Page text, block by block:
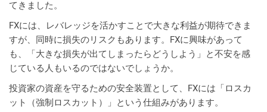
てきました。
FXには、レバレッジを活かすことで大きな利益が期待できま
すが、同時に損失のリスクもあります。FXに興味があって
も、「大きな損失が出てしまったらどうしよう」と不安を感
じている人もいるのではないでしょうか。
投資家の資産を守るための安全装置として、FXには「ロスカ
ット（強制ロスカット）」という仕組みがあります。